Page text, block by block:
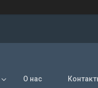
О нас